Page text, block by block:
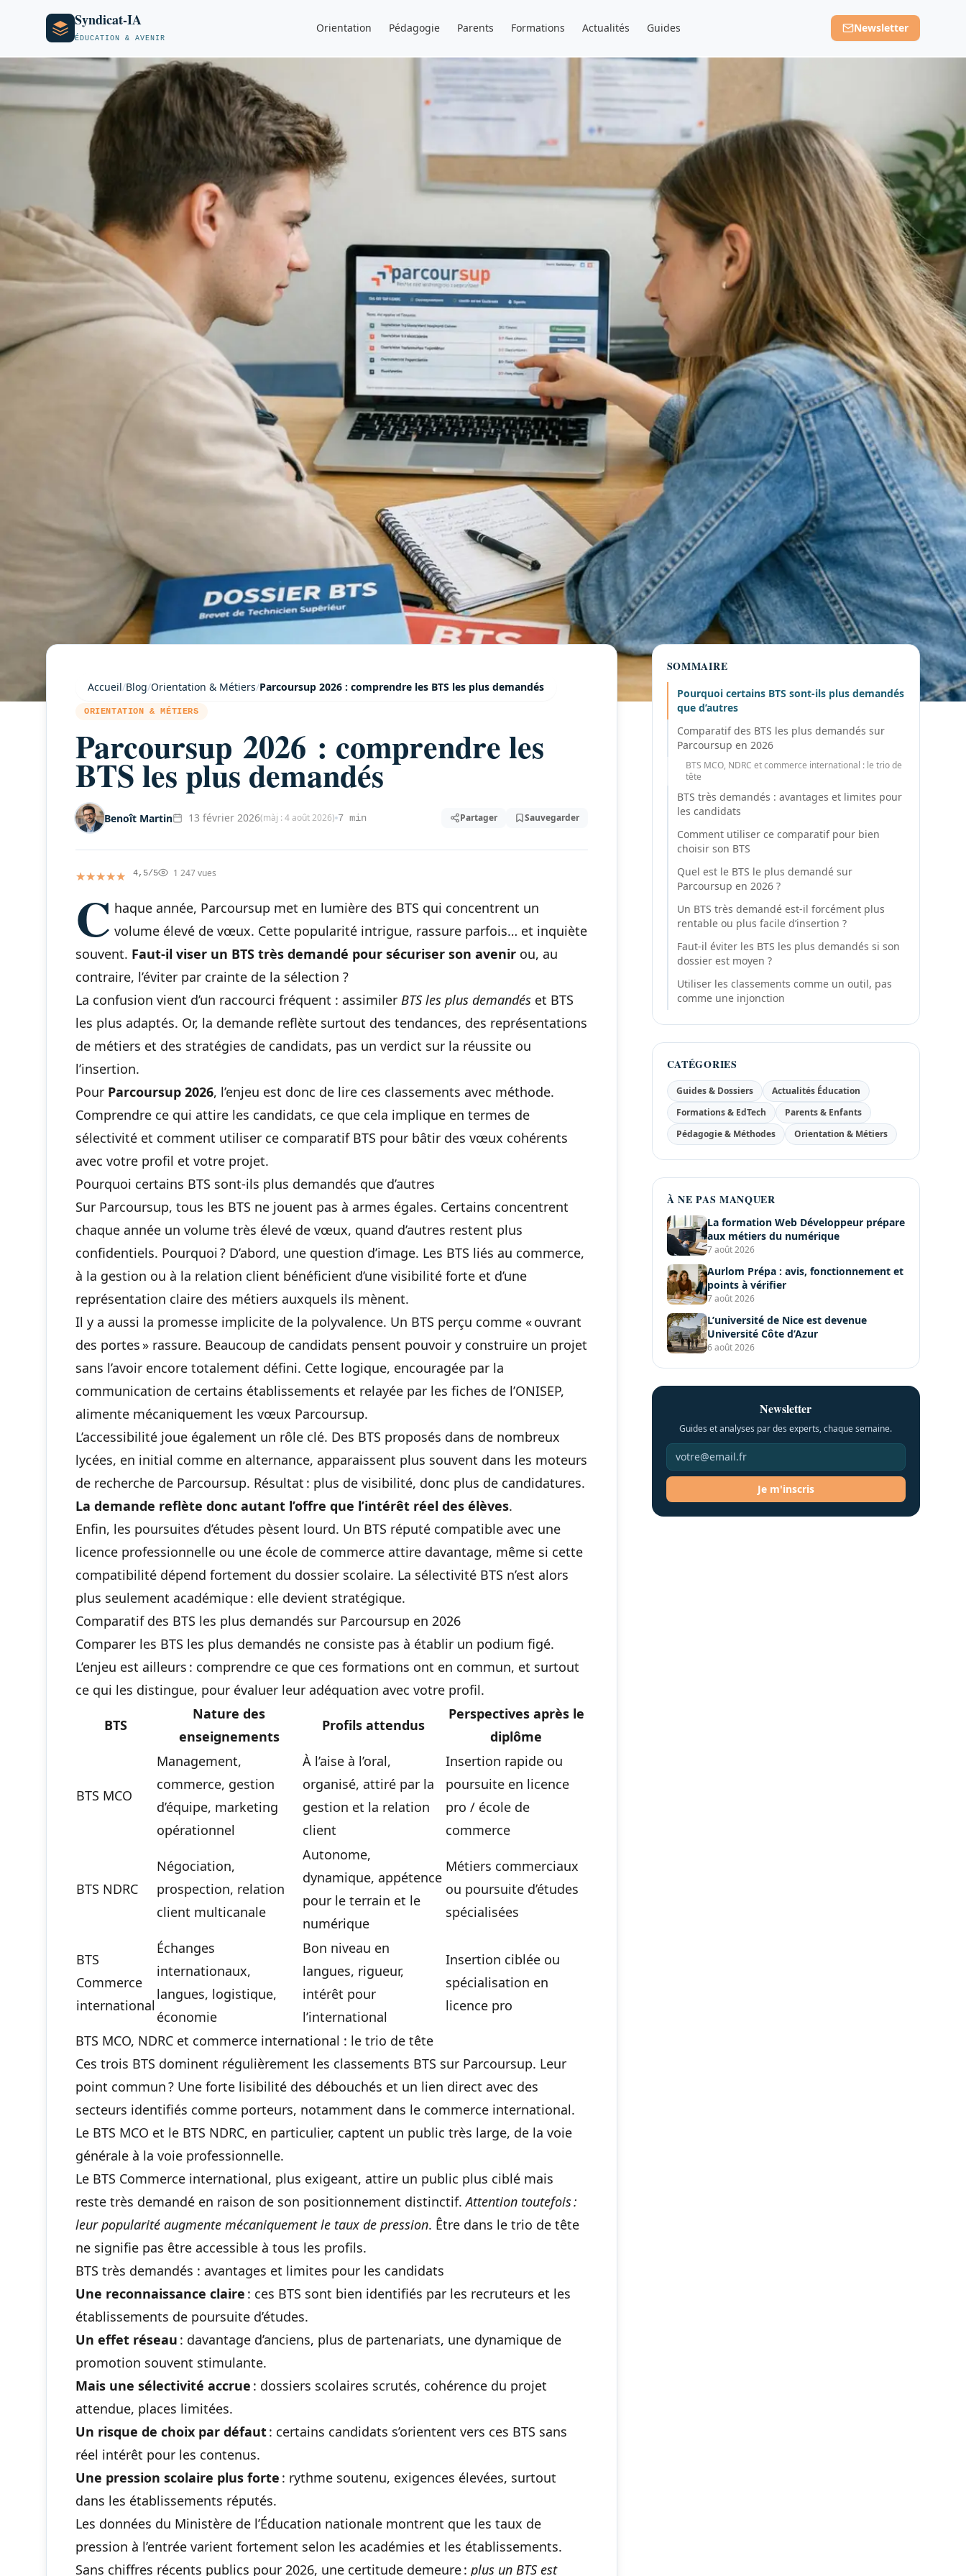
Syndicat-IA
ÉDUCATION & AVENIR
Orientation Pédagogie Parents Formations Actualités Guides Newsletter
Accueil/Blog/Orientation & Métiers/Parcoursup 2026 : comprendre les BTS les plus demandés
ORIENTATION & MÉTIERS
Parcoursup 2026 : comprendre les
BTS les plus demandés
Benoît Martin 13 février 2026(màj : 4 août 2026) 7 min Partager Sauvegarder
★★★★★
★★★★★ 4,5/5 1 247 vues
C haque année, Parcoursup met en lumière des BTS qui concentrent un
volume élevé de vœux. Cette popularité intrigue, rassure parfois… et inquiète
souvent. Faut-il viser un BTS très demandé pour sécuriser son avenir ou, au
contraire, l’éviter par crainte de la sélection ?
La confusion vient d’un raccourci fréquent : assimiler BTS les plus demandés et BTS
les plus adaptés. Or, la demande reflète surtout des tendances, des représentations
de métiers et des stratégies de candidats, pas un verdict sur la réussite ou
l’insertion.
Pour Parcoursup 2026, l’enjeu est donc de lire ces classements avec méthode.
Comprendre ce qui attire les candidats, ce que cela implique en termes de
sélectivité et comment utiliser ce comparatif BTS pour bâtir des vœux cohérents
avec votre profil et votre projet.
Pourquoi certains BTS sont-ils plus demandés que d’autres
Sur Parcoursup, tous les BTS ne jouent pas à armes égales. Certains concentrent
chaque année un volume très élevé de vœux, quand d’autres restent plus
confidentiels. Pourquoi ? D’abord, une question d’image. Les BTS liés au commerce,
à la gestion ou à la relation client bénéficient d’une visibilité forte et d’une
représentation claire des métiers auxquels ils mènent.
Il y a aussi la promesse implicite de la polyvalence. Un BTS perçu comme « ouvrant
des portes » rassure. Beaucoup de candidats pensent pouvoir y construire un projet
sans l’avoir encore totalement défini. Cette logique, encouragée par la
communication de certains établissements et relayée par les fiches de l’ONISEP,
alimente mécaniquement les vœux Parcoursup.
L’accessibilité joue également un rôle clé. Des BTS proposés dans de nombreux
lycées, en initial comme en alternance, apparaissent plus souvent dans les moteurs
de recherche de Parcoursup. Résultat : plus de visibilité, donc plus de candidatures.
La demande reflète donc autant l’offre que l’intérêt réel des élèves.
Enfin, les poursuites d’études pèsent lourd. Un BTS réputé compatible avec une
licence professionnelle ou une école de commerce attire davantage, même si cette
compatibilité dépend fortement du dossier scolaire. La sélectivité BTS n’est alors
plus seulement académique : elle devient stratégique.
Comparatif des BTS les plus demandés sur Parcoursup en 2026
Comparer les BTS les plus demandés ne consiste pas à établir un podium figé.
L’enjeu est ailleurs : comprendre ce que ces formations ont en commun, et surtout
ce qui les distingue, pour évaluer leur adéquation avec votre profil.
BTS
Nature des
enseignements
Profils attendus
Perspectives après le
diplôme
BTS MCO
Management,
commerce, gestion
d’équipe, marketing
opérationnel
À l’aise à l’oral,
organisé, attiré par la
gestion et la relation
client
Insertion rapide ou
poursuite en licence
pro / école de
commerce
BTS NDRC
Négociation,
prospection, relation
client multicanale
Autonome,
dynamique, appétence
pour le terrain et le
numérique
Métiers commerciaux
ou poursuite d’études
spécialisées
BTS
Commerce
international
Échanges
internationaux,
langues, logistique,
économie
Bon niveau en
langues, rigueur,
intérêt pour
l’international
Insertion ciblée ou
spécialisation en
licence pro
BTS MCO, NDRC et commerce international : le trio de tête
Ces trois BTS dominent régulièrement les classements BTS sur Parcoursup. Leur
point commun ? Une forte lisibilité des débouchés et un lien direct avec des
secteurs identifiés comme porteurs, notamment dans le commerce international.
Le BTS MCO et le BTS NDRC, en particulier, captent un public très large, de la voie
générale à la voie professionnelle.
Le BTS Commerce international, plus exigeant, attire un public plus ciblé mais
reste très demandé en raison de son positionnement distinctif.Attention toutefois :
leur popularité augmente mécaniquement le taux de pression. Être dans le trio de tête
ne signifie pas être accessible à tous les profils.
BTS très demandés : avantages et limites pour les candidats
Une reconnaissance claire : ces BTS sont bien identifiés par les recruteurs et les
établissements de poursuite d’études.
Un effet réseau : davantage d’anciens, plus de partenariats, une dynamique de
promotion souvent stimulante.
Mais une sélectivité accrue : dossiers scolaires scrutés, cohérence du projet
attendue, places limitées.
Un risque de choix par défaut: certains candidats s’orientent vers ces BTS sans
réel intérêt pour les contenus.
Une pression scolaire plus forte : rythme soutenu, exigences élevées, surtout
dans les établissements réputés.
Les données du Ministère de l’Éducation nationale montrent que les taux de
pression à l’entrée varient fortement selon les académies et les établissements.
Sans chiffres récents publics pour 2026, une certitude demeure : plus un BTS est
SOMMAIRE
Pourquoi certains BTS sont-ils plus demandés
que d’autres
Comparatif des BTS les plus demandés sur
Parcoursup en 2026
BTS MCO, NDRC et commerce international : le trio de
tête
BTS très demandés : avantages et limites pour
les candidats
Comment utiliser ce comparatif pour bien
choisir son BTS
Quel est le BTS le plus demandé sur
Parcoursup en 2026 ?
Un BTS très demandé est-il forcément plus
rentable ou plus facile d’insertion ?
Faut-il éviter les BTS les plus demandés si son
dossier est moyen ?
Utiliser les classements comme un outil, pas
comme une injonction
CATÉGORIES
Guides & Dossiers
Actualités Éducation
Formations & EdTech
Parents & Enfants
Pédagogie & Méthodes
Orientation & Métiers
À NE PAS MANQUER
La formation Web Développeur prépare
aux métiers du numérique
7 août 2026
Aurlom Prépa : avis, fonctionnement et
points à vérifier
7 août 2026
L’université de Nice est devenue
Université Côte d’Azur
6 août 2026
Newsletter
Guides et analyses par des experts, chaque semaine.
Je m'inscris